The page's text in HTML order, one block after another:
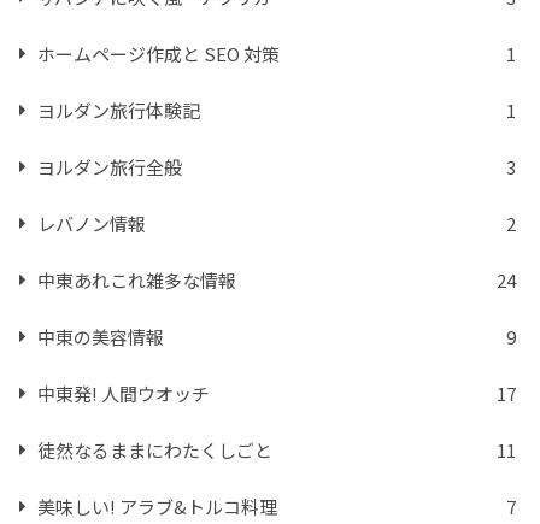
ホームページ作成と SEO 対策 1
ヨルダン旅行体験記 1
ヨルダン旅行全般 3
レバノン情報 2
中東あれこれ雑多な情報 24
中東の美容情報 9
中東発! 人間ウオッチ 17
徒然なるままにわたくしごと 11
美味しい! アラブ&トルコ料理 7